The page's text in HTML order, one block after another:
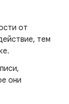
от
тем
они